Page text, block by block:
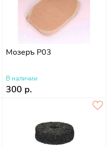
Мозеръ P03
В наличии
300 р.